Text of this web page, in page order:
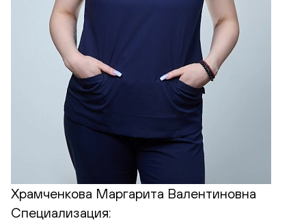
Храмченкова Маргарита Валентиновна
Специализация: